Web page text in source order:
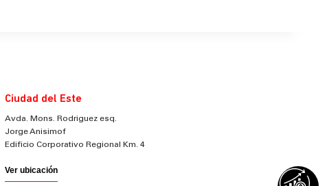
Ciudad del Este
Avda. Mons. Rodriguez esq.
Jorge Anisimof
Edificio Corporativo Regional Km. 4
Ver ubicación